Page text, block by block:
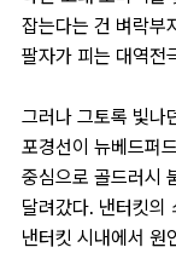
잡는다는 건 벼락부
팔자가 피는 대역전
그러나 그토록 빛나
포경선이 뉴베드퍼
중심으로 골드러시
달려갔다. 낸터킷의
낸터킷 시내에서 원